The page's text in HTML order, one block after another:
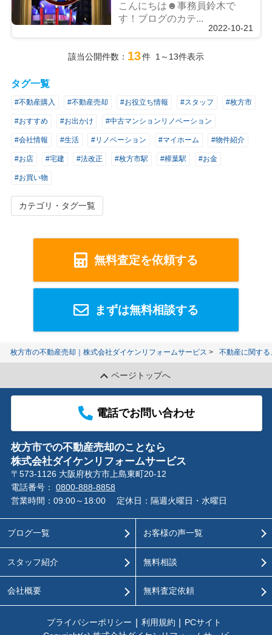
こんにちは☻事務員鈴木で
す！ブログのカテ...
2022-10-21
該当公開件数： 13件 1～13件表示
タグ一覧
#不動産購入 #不動産売却 #お役立ち情報 #スタッフ #枚方市
#おすすめ #お出かけ #中古マンションリノベーション
#会社情報 #生活 #リノベーション #マイホーム #物件紹介
#お店 #宅建 #法改正 #枚方市駅 #樟葉駅 #お金
#お買い物
カテゴリ・タグ一覧
無料査定を依頼する
まずは無料相談する
枚方市の不動産売却｜株式会社ダイケンリフォームサービス 不動産に関す
ページトップへ
電話でお問い合わせ
枚方市での不動産売却のことなら
株式会社ダイケンリフォームサービス
〒573-1126 大阪府枚方市上島東町20-12
電話番号： 0800-888-8858
営業時間：09:00～18:00
定休日：隔週火曜日・水曜日
ブログ一覧
スタッフ紹介
会社概要
お客様の声一覧
無料相談
無料査定依頼
プライバシーポリシー 利用規約
PCサイト